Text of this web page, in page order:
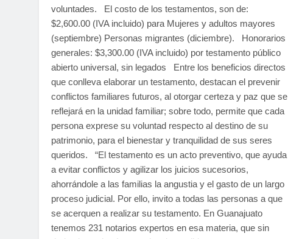
voluntades. El costo de los testamentos, son de:
$2,600.00 (IVA incluido) para Mujeres y adultos mayores
(septiembre) Personas migrantes (diciembre). Honorarios
generales: $3,300.00 (IVA incluido) por testamento público
abierto universal, sin legados Entre los beneficios directos
que conlleva elaborar un testamento, destacan el prevenir
conflictos familiares futuros, al otorgar certeza y paz que se
reflejará en la unidad familiar; sobre todo, permite que cada
persona exprese su voluntad respecto al destino de su
patrimonio, para el bienestar y tranquilidad de sus seres
queridos. “El testamento es un acto preventivo, que ayuda
a evitar conflictos y agilizar los juicios sucesorios,
ahorrándole a las familias la angustia y el gasto de un largo
proceso judicial. Por ello, invito a todas las personas a que
se acerquen a realizar su testamento. En Guanajuato
tenemos 231 notarios expertos en esa materia, que sin